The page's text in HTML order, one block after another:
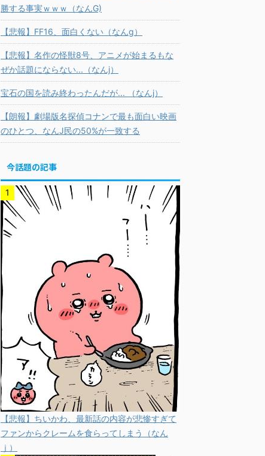
勝する事実ｗｗｗ（なんG)
【悲報】FF16、面白くない（なんg）
【悲報】名作の怪獣8号、アニメが始まるもな
ぜか話題にならない...（なんj）
宝石の国を読み終わったんだが... （なんj）
【朗報】劇場版名探偵コナンで最も面白い映画
のひとつ、なんJ民の50%が一致する
今話題の記事
【悲報】ちいかわ、最新話の内容が悲惨すぎて
ファンからクレームを食らってしまう（なん
ｊ）